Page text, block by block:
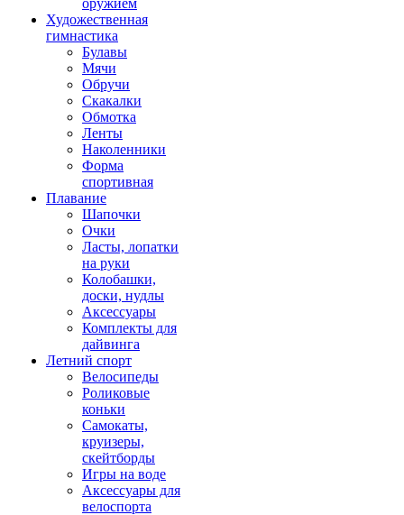
оружием
Художественная
гимнастика
Булавы
Мячи
Обручи
Скакалки
Обмотка
Ленты
Наколенники
Форма
спортивная
Плавание
Шапочки
Очки
Ласты, лопатки
на руки
Колобашки,
доски, нудлы
Аксессуары
Комплекты для
дайвинга
Летний спорт
Велосипеды
Роликовые
коньки
Самокаты,
круизеры,
скейтборды
Игры на воде
Аксессуары для
велоспорта